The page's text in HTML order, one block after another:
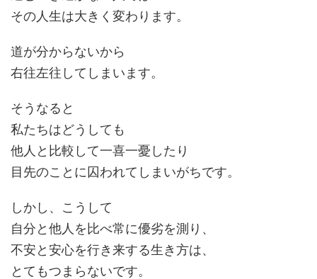
その人生は大きく変わります。
道が分からないから
右往左往してしまいます。
そうなると
私たちはどうしても
他人と比較して一喜一憂したり
目先のことに囚われてしまいがちです。
しかし、こうして
自分と他人を比べ常に優劣を測り、
不安と安心を行き来する生き方は、
とてもつまらないです。